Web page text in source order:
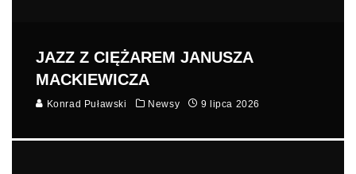
JAZZ Z CIĘŻAREM JANUSZA
MACKIEWICZA
Konrad Puławski Newsy 9 lipca 2026